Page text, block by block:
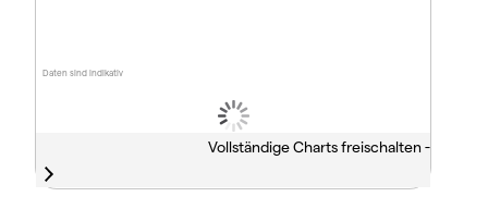
Daten sind indikativ
Vollständige Charts freischalten -